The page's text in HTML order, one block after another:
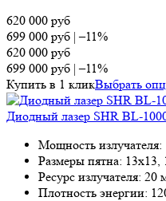
620 000 руб
699 000 руб |–11%
620 000 руб
699 000 руб |–11%
Купить в 1 кликВыбрать
Диодный лазер SHR BL-
Мощность излучателя:
Размеры пятна:
Ресурс излучателя: 20
Плотность энергии: